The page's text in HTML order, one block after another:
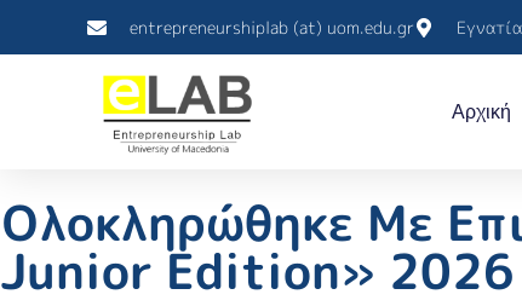
entrepreneurshiplab (at) uom.edu.gr
Αρχική
Ολοκληρώθηκε Με
Junior Edition» 2026